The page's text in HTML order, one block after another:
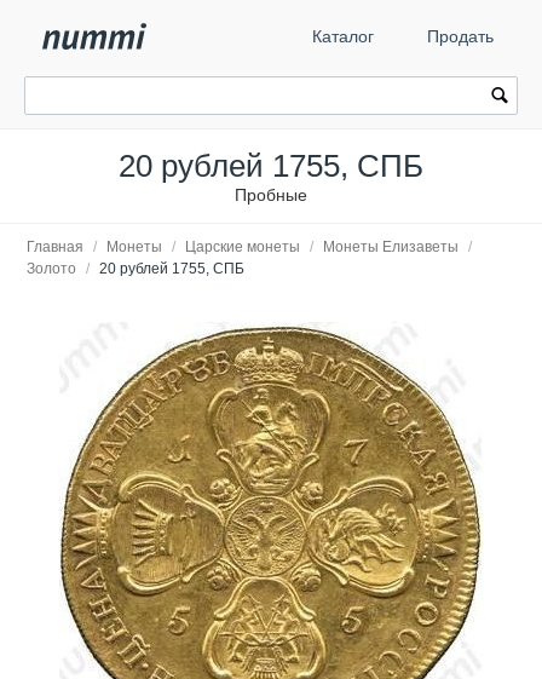
Каталог Продать
20 рублей 1755, СПБ
Пробные
Главная / Монеты / Царские монеты / Монеты Елизаветы
/
Золото
/ 20 рублей 1755, СПБ